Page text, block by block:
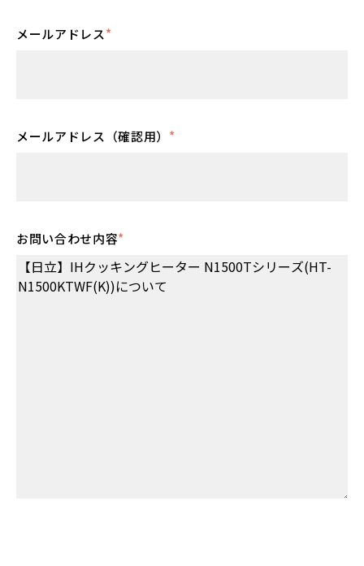
メールアドレス*
メールアドレス（確認用） *
お問い合わせ内容*